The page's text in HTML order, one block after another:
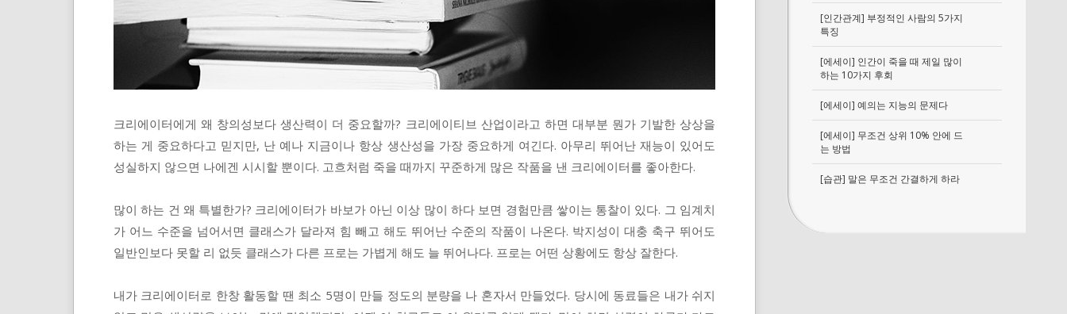
[인간관계] 부정적인 사람의 5가지
특징
[에세이] 인간이 죽을 때 제일 많이
하는 10가지 후회
[에세이] 예의는 지능의 문제다
[에세이] 무조건 상위 10% 안에 드
는 방법
[습관] 말은 무조건 간결하게 하라
크리에이터에게 왜 창의성보다 생산력이 더 중요할까? 크리에이티브 산업이라고 하면 대부분 뭔가 기발한 상상을
하는 게 중요하다고 믿지만, 난 예나 지금이나 항상 생산성을 가장 중요하게 여긴다. 아무리 뛰어난 재능이 있어도
성실하지 않으면 나에겐 시시할 뿐이다. 고흐처럼 죽을 때까지 꾸준하게 많은 작품을 낸 크리에이터를 좋아한다.
많이 하는 건 왜 특별한가? 크리에이터가 바보가 아닌 이상 많이 하다 보면 경험만큼 쌓이는 통찰이 있다. 그 임계치
가 어느 수준을 넘어서면 클래스가 달라져 힘 빼고 해도 뛰어난 수준의 작품이 나온다. 박지성이 대충 축구 뛰어도
일반인보다 못할 리 없듯 클래스가 다른 프로는 가볍게 해도 늘 뛰어나다. 프로는 어떤 상황에도 항상 잘한다.
내가 크리에이터로 한창 활동할 땐 최소 5명이 만들 정도의 분량을 나 혼자서 만들었다. 당시에 동료들은 내가 쉬지